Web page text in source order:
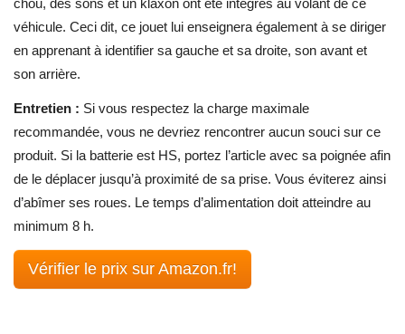
véhicule. Ceci dit, ce jouet lui enseignera également à se diriger
en apprenant à identifier sa gauche et sa droite, son avant et
son arrière.
Entretien : Si vous respectez la charge maximale
recommandée, vous ne devriez rencontrer aucun souci sur ce
produit. Si la batterie est HS, portez l’article avec sa poignée afin
de le déplacer jusqu’à proximité de sa prise. Vous éviterez ainsi
d’abîmer ses roues. Le temps d’alimentation doit atteindre au
minimum 8 h.
Vérifier le prix sur Amazon.fr!